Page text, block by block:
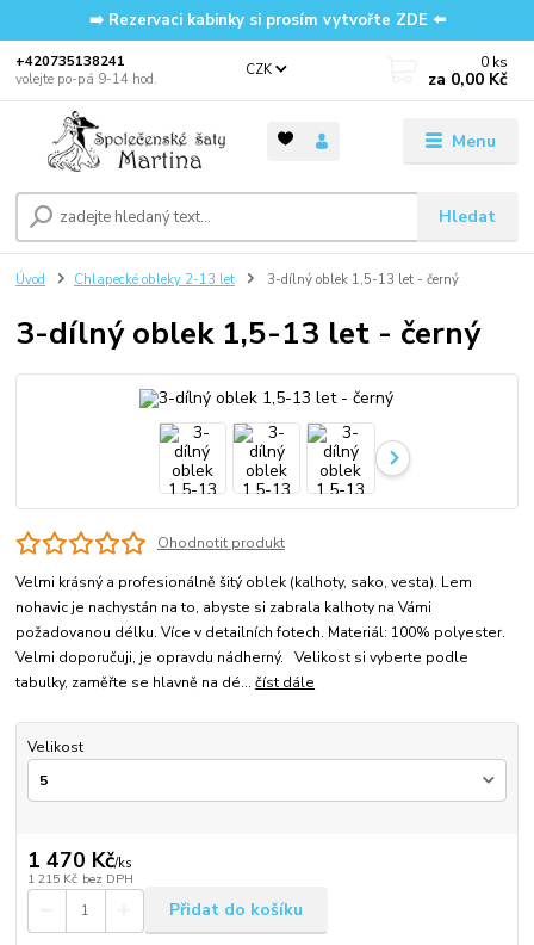
➡️ Rezervaci kabinky si prosím vytvořte ZDE ⬅️
Menu
CZK
Hledat
‭+420735138241
volejte po-pá 9-14 hod.
0 ks
za 0,00 Kč
Úvod Chlapecké obleky 2-13 let 3-dílný oblek 1,5-13 let - černý
3-dílný oblek 1,5-13 let - černý
Ohodnotit produkt
Velmi krásný a profesionálně šitý oblek (kalhoty, sako, vesta). Lem
nohavic je nachystán na to, abyste si zabrala kalhoty na Vámi
požadovanou délku. Více v detailních fotech. Materiál: 100% polyester.
Velmi doporučuji, je opravdu nádherný. Velikost si vyberte podle
tabulky, zaměřte se hlavně na dé...číst dále
Velikost
1 470 Kč/ks
1 215 Kč bez DPH
Přidat do košíku